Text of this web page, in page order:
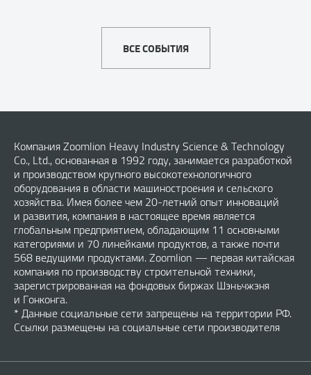
ВСЕ СОБЫТИЯ
Компания Zoomlion Heavy Industry Science & Technology
Co., Ltd., основанная в 1992 году, занимается разработкой
и производством крупного высокотехнологичного
оборудования в области машиностроения и сельского
хозяйства. Имея более чем 20-летний опыт инноваций
и развития, компания в настоящее время является
глобальным предприятием, обладающим 11 основными
категориями и 70 линейками продуктов, а также почти
568 ведущими продуктами. Zoomlion — первая китайская
компания по производству строительной техники,
зарегистрированная на фондовых биржах Шэньчжэня
и Гонконга.
* Данные социальные сети запрещены на территории РФ.
Ссылки размещены на социальные сети производителя